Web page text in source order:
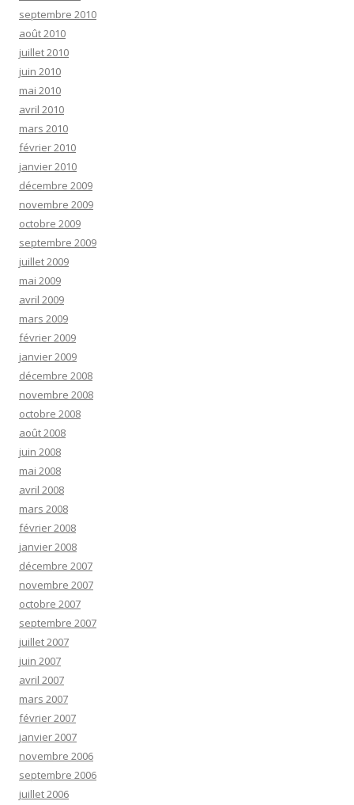
septembre 2010
août 2010
juillet 2010
juin 2010
mai 2010
avril 2010
mars 2010
février 2010
janvier 2010
décembre 2009
novembre 2009
octobre 2009
septembre 2009
juillet 2009
mai 2009
avril 2009
mars 2009
février 2009
janvier 2009
décembre 2008
novembre 2008
octobre 2008
août 2008
juin 2008
mai 2008
avril 2008
mars 2008
février 2008
janvier 2008
décembre 2007
novembre 2007
octobre 2007
septembre 2007
juillet 2007
juin 2007
avril 2007
mars 2007
février 2007
janvier 2007
novembre 2006
septembre 2006
juillet 2006